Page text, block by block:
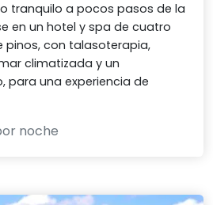
tranquilo a pocos pasos de la
en un hotel y spa de cuatro
pinos, con talasoterapia,
climatizada y un
para una experiencia de
noche